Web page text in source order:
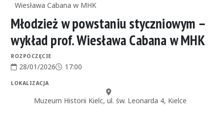
Wiesława Cabana w MHK
Młodzież w powstaniu styczniowym –
wykład prof. Wiesława Cabana w MHK
ROZPOCZĘCIE
Data rozpoczęcia:
28/01/2026Godzina rozpoczęcia:
17:00
LOKALIZACJA
Miejsce:
Muzeum Historii Kielc, ul. św. Leonarda 4, Kielce